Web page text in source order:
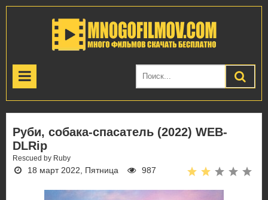
Руби, собака-спасатель (2022) WEB-
DLRip
Rescued by Ruby
18 март 2022, Пятница 987